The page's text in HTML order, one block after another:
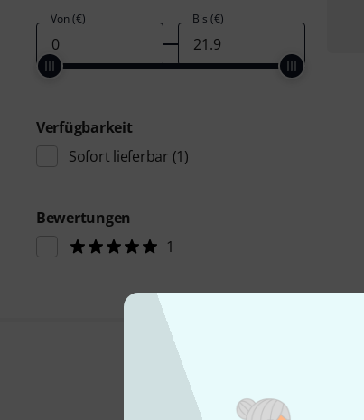
Von (€) Bis (€)
Verfügbarkeit
Sofort lieferbar (1)
Bewertungen
1